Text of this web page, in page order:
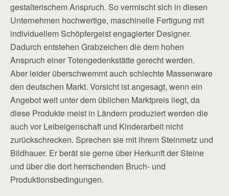
gestalterischem Anspruch. So vermischt sich in diesen
Unternehmen hochwertige, maschinelle Fertigung mit
individuellem Schöpfergeist engagierter Designer.
Dadurch entstehen Grabzeichen die dem hohen
Anspruch einer Totengedenkstätte gerecht werden.
Aber leider überschwemmt auch schlechte Massenware
den deutschen Markt. Vorsicht ist angesagt, wenn ein
Angebot weit unter dem üblichen Marktpreis liegt, da
diese Produkte meist in Ländern produziert werden die
auch vor Leibeigenschaft und Kinderarbeit nicht
zurückschrecken. Sprechen sie mit ihrem Steinmetz und
Bildhauer. Er berät sie gerne über Herkunft der Steine
und über die dort herrschenden Bruch- und
Produktionsbedingungen.